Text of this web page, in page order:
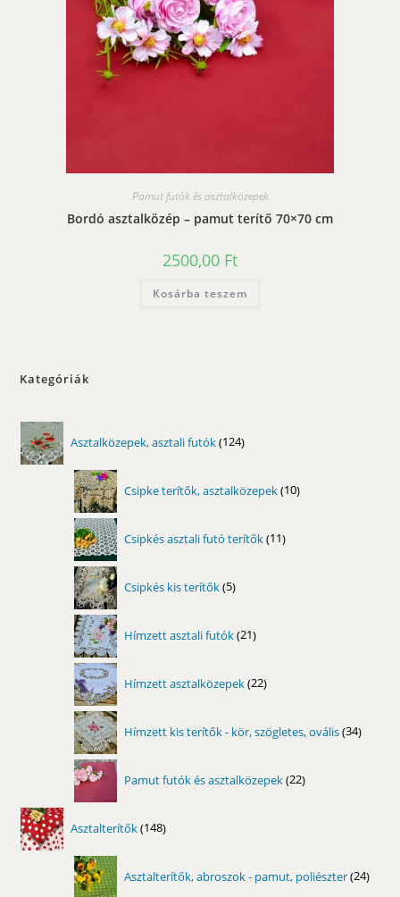
Pamut futók és asztalközepek
Bordó asztalközép – pamut terítő 70×70 cm
2500,00 Ft
Kosárba teszem
Kategóriák
Asztalközepek, asztali futók 124
termék
Csipke terítők, asztalközepek 10
termék
Csipkés asztali futó terítők 11
termék
Csipkés kis terítők 5
termék
Hímzett asztali futók 21
termék
Hímzett asztalközepek 22
termék
Hímzett kis terítők - kör, szögletes, ovális 34
termék
Pamut futók és asztalközepek 22
termék
Asztalterítők 148
termék
Asztalterítők, abroszok - pamut, poliészter 24